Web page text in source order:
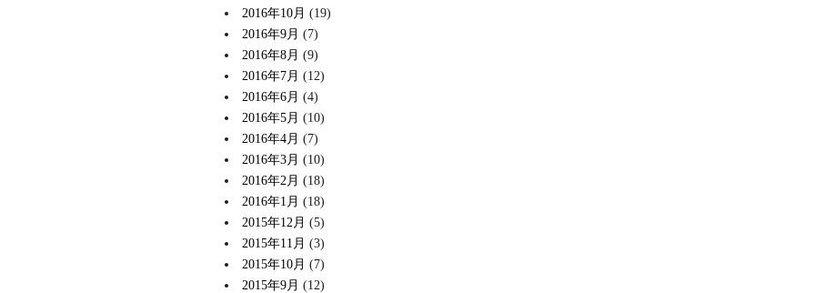
2016年10月 (19)
2016年9月 (7)
2016年8月 (9)
2016年7月 (12)
2016年6月 (4)
2016年5月 (10)
2016年4月 (7)
2016年3月 (10)
2016年2月 (18)
2016年1月 (18)
2015年12月 (5)
2015年11月 (3)
2015年10月 (7)
2015年9月 (12)